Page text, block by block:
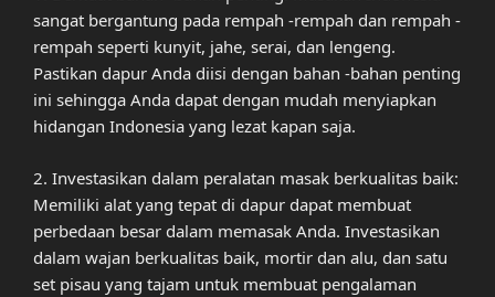
sangat bergantung pada rempah -rempah dan rempah -
rempah seperti kunyit, jahe, serai, dan lengeng.
Pastikan dapur Anda diisi dengan bahan -bahan penting
ini sehingga Anda dapat dengan mudah menyiapkan
hidangan Indonesia yang lezat kapan saja.
2. Investasikan dalam peralatan masak berkualitas baik:
Memiliki alat yang tepat di dapur dapat membuat
perbedaan besar dalam memasak Anda. Investasikan
dalam wajan berkualitas baik, mortir dan alu, dan satu
set pisau yang tajam untuk membuat pengalaman